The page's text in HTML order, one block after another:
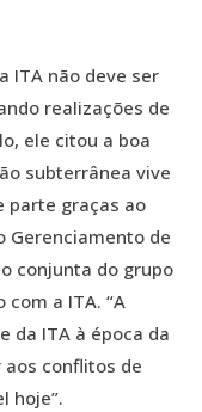
ITA não deve ser
realizações de
ele citou a boa
subterrânea vive
parte graças ao
Gerenciamento de
conjunta do grupo
a ITA. “A
da ITA à época da
conflitos de
hoje”.